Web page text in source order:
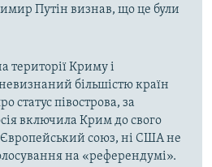
Путін визнав, що це були
території Криму і
більшістю країн
статус півострова, за
включила Крим до свого
Європейський союз, ні США не
на «референдумі».